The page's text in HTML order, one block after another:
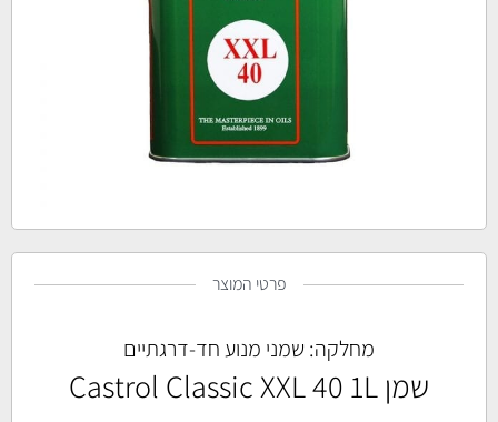
פרטי המוצר
מחלקה: שמני מנוע חד-דרגתיים
שמן Castrol Classic XXL 40 1L